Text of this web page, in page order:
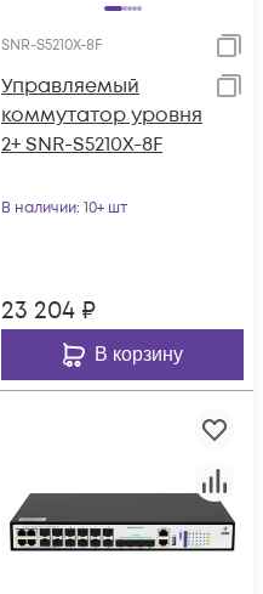
SNR-S5210X-8F
Управляемый
коммутатор уровня
2+ SNR-S5210X-8F
В наличии: 10+ шт
23 204 ₽
В корзину